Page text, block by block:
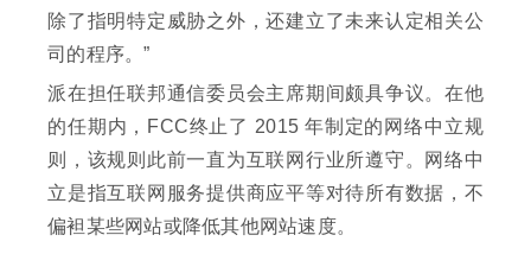
除了指明特定威胁之外，还建立了未来认定相关公
司的程序。”
派在担任联邦通信委员会主席期间颇具争议。在他
的任期内，FCC终止了 2015 年制定的网络中立规
则，该规则此前一直为互联网行业所遵守。网络中
立是指互联网服务提供商应平等对待所有数据，不
偏袒某些网站或降低其他网站速度。